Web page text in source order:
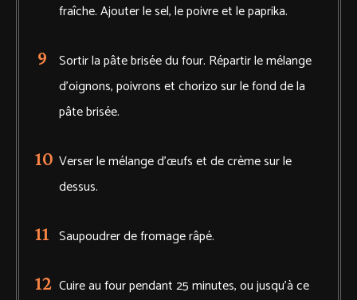
fraîche. Ajouter le sel, le poivre et le paprika.
Sortir la pâte brisée du four. Répartir le mélange
d'oignons, poivrons et chorizo sur le fond de la
pâte brisée.
Verser le mélange d’œufs et de crème sur le
dessus.
Saupoudrer de fromage râpé.
Cuire au four pendant 25 minutes, ou jusqu’à ce